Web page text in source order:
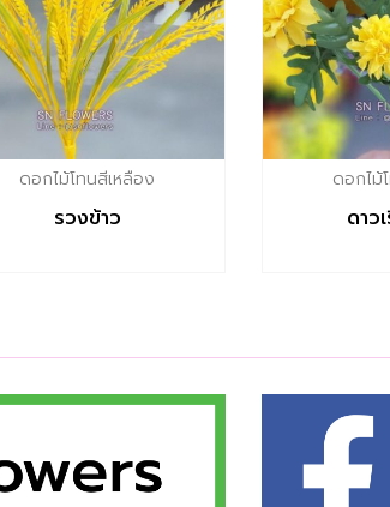
ดอกไม้โทนสีเหลือง
รวงข้าว
ดอกไม้
ดาว